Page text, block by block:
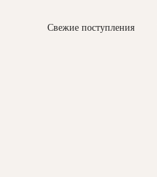
Свежие поступления